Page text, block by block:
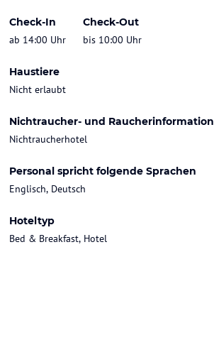
Check-In
ab 14:00 Uhr
Check-Out
bis 10:00 Uhr
Haustiere
Nicht erlaubt
Nichtraucher- und Raucherinformation
Nichtraucherhotel
Personal spricht folgende Sprachen
Englisch, Deutsch
Hoteltyp
Bed & Breakfast, Hotel